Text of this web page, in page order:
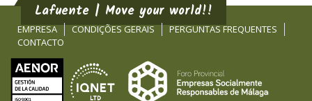
Lafuente | Move your world!!
EMPRESA CONDIÇÕES GERAIS
PERGUNTAS FREQUENTES
CONTACTO